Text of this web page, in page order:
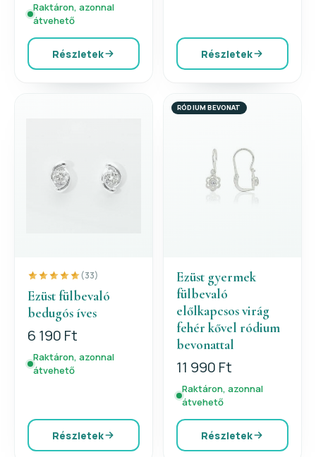
Raktáron, azonnal
átvehető
Részletek Részletek
(33)
Ezüst fülbevaló
bedugós íves
6 190 Ft
Raktáron, azonnal
átvehető
Részletek
RÓDIUM BEVONAT
Ezüst gyermek
fülbevaló
előlkapcsos virág
fehér kővel ródium
bevonattal
11 990 Ft
Raktáron, azonnal
átvehető
Részletek